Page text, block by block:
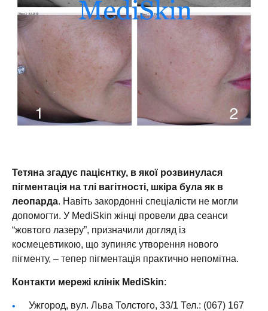
Тетяна згадує пацієнтку, в якої розвинулася
пігментація на тлі вагітності, шкіра була як в
леопарда. Навіть закордонні спеціалісти не могли
допомогти. У MediSkin жінці провели два сеанси
“жовтого лазеру”, призначили догляд із
космецевтикою, що зупиняє утворення нового
пігменту, – тепер пігментація практично непомітна.
Контакти мережі клінік MediSkin:
Ужгород, вул. Льва Толстого, 33/1 Тел.: (067) 167